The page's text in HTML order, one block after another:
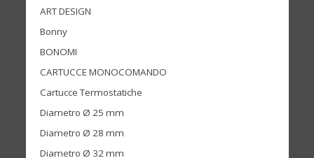
ART DESIGN
Bonny
BONOMI
CARTUCCE MONOCOMANDO
Cartucce Termostatiche
Diametro Ø 25 mm
Diametro Ø 28 mm
Diametro Ø 32 mm